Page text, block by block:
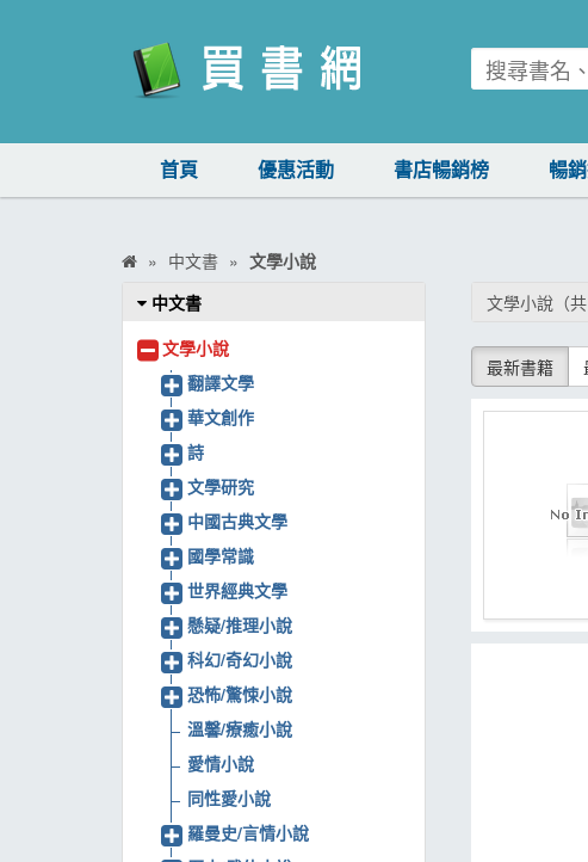
首頁 優惠活動 書店暢銷榜 暢
中文書
文學小說
文學小說（共
最新書籍
中文書
文學小說
翻譯文學
華文創作
詩
文學研究
中國古典文學
國學常識
世界經典文學
懸疑/推理小說
科幻/奇幻小說
恐怖/驚悚小說
溫馨/療癒小說
愛情小說
同性愛小說
羅曼史/言情小說